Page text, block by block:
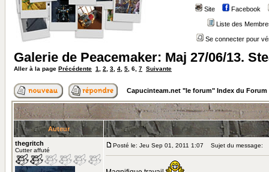
Site Facebook
Liste des
Se connecter pour
Galerie de Peacemaker: Maj 27/06/13.
Aller à la page Précédente 1 2 3 4 5 6 7 Suivante
Capucinteam.net "le forum" Index du Forum
Auteur
thegritch
Cutter affuté
Posté le: Jeu Sep 01, 2011 1:07 Sujet du message: